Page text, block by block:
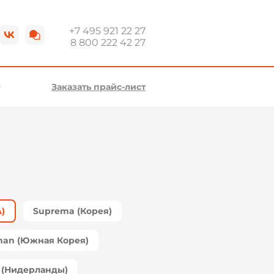
+7 495 921 22 27
8 800 222 42 27
Заказать прайс-лист
Suprema (Корея)
(Южная Корея)